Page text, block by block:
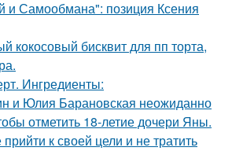
и Самообмана": позиция Ксения
кокосовый бисквит для пп торта,
Ингредиенты:
и Юлия Барановская неожиданно
отметить 18-летие дочери Яны.
к своей цели и не тратить